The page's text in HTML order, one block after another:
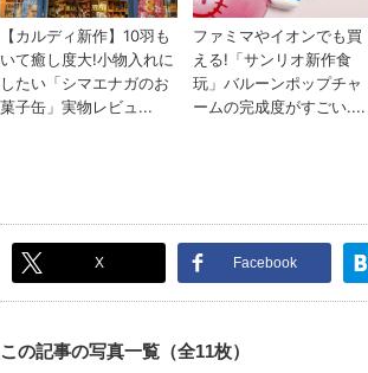
X Facebook
この記事の写真一覧（全11枚）